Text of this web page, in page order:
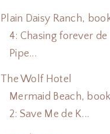
Plain Daisy Ranch,
4: Chasing forever de
Pipe...
The Wolf Hotel
Mermaid Beach, book
2: Save Me de K...